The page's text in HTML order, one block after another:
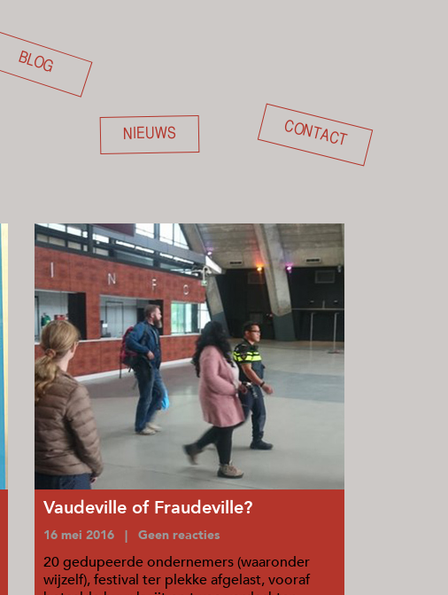
BLOG
NIEUWS CONTACT
Vaudeville of Fraudeville?
16 mei 2016 | Geen reacties
20 gedupeerde ondernemers (waaronder
wijzelf), festival ter plekke afgelast, vooraf